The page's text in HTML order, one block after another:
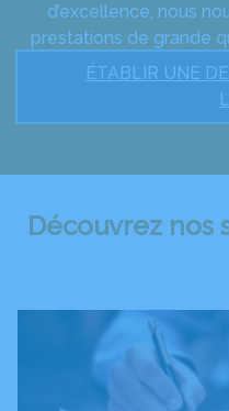
d’excellence, nous
prestations de grande
ÉTABLIR UNE
Découvrez nos